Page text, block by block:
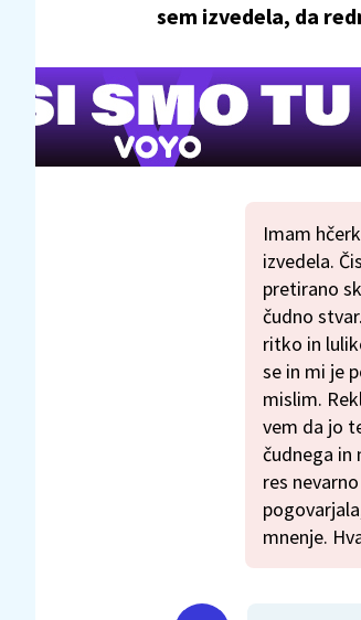
sem izvedela, da
Imam
izvedela.
pretirano
čudno
ritko in
se in mi je
mislim.
vem da jo
čudnega in
res
mnenje.